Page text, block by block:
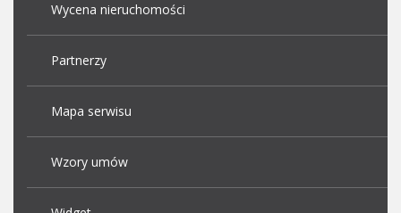
Wycena nieruchomości
Partnerzy
Mapa serwisu
Wzory umów